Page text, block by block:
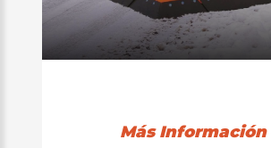
Más Información